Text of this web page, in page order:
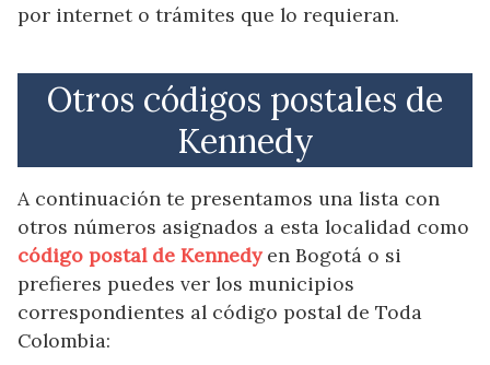
por internet o trámites que lo requieran.
Otros códigos postales de
Kennedy
A continuación te presentamos una lista con
otros números asignados a esta localidad como
código postal de Kennedy en Bogotá o si
prefieres puedes ver los municipios
correspondientes al código postal de Toda
Colombia: